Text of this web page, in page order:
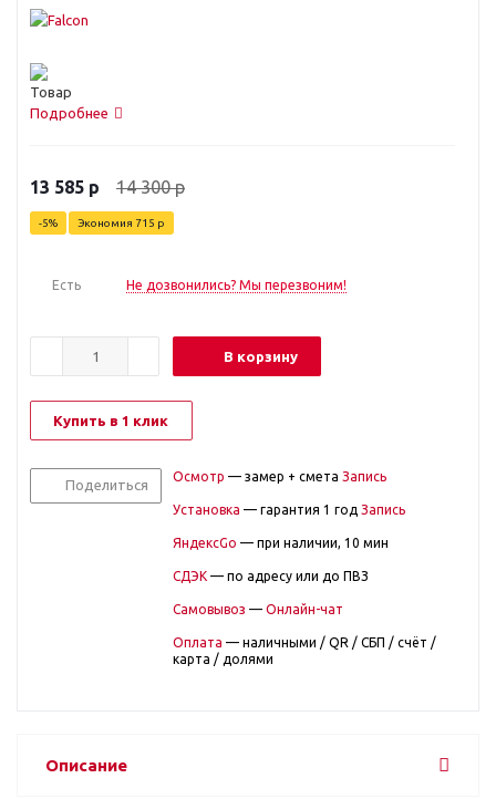
Подробнее
13 585 р 14 300р
-5% Экономия 715 р
Есть Не дозвонились? Мы перезвоним!
В корзину
Купить в 1 клик
Поделиться
Осмотр — замер + смета Запись
Установка — гарантия 1 год Запись
ЯндексGo — при наличии, 10 мин
СДЭК — по адресу или до ПВЗ
Самовывоз — Онлайн-чат
Оплата — наличными / QR / СБП / счёт /
карта / долями
Описание